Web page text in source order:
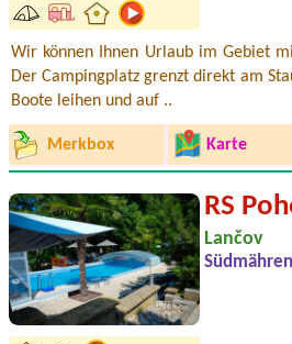
Wir können Ihnen Urlaub im Gebiet
Der Campingplatz grenzt direkt am
Boote leihen und auf ..
Merkbox Karte
RS
Lančov
Südmähren